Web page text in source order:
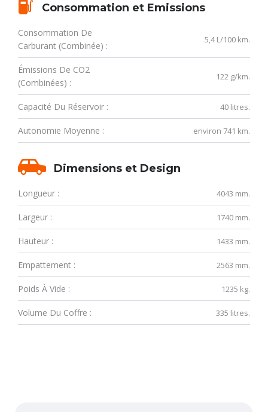
Consommation et Emissions
Consommation De
Carburant (combinée) :
5,4 L/100 km.
Émissions De CO2
(combinées) :
122 g/km.
Capacité Du Réservoir : 40 litres.
Autonomie Moyenne : environ 741 km.
Dimensions et Design
Longueur : 4043 mm.
Largeur : 1740 mm.
Hauteur : 1433 mm.
Empattement : 2563 mm.
Poids À Vide : 1235 kg.
Volume Du Coffre : 335 litres.